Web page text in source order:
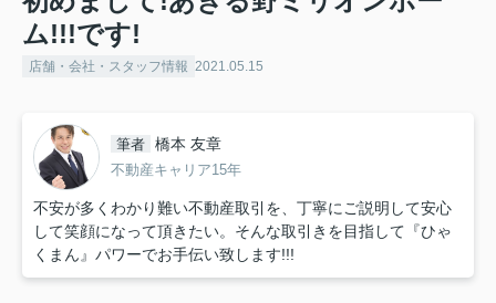
ム!!!です!
店舗・会社・スタッフ情報 2021.05.15
筆者 橋本 友章
不動産キャリア15年
不安が多くわかり難い不動産取引を、丁寧にご説明して安心
して笑顔になって頂きたい。そんな取引きを目指して『ひゃ
くまん』パワーでお手伝い致します!!!